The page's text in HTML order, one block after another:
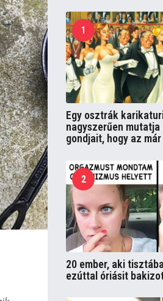
1
Egy osztrák
nagyszerűen
gondjait, hogy az
2
20 ember, aki
ezúttal óriásit